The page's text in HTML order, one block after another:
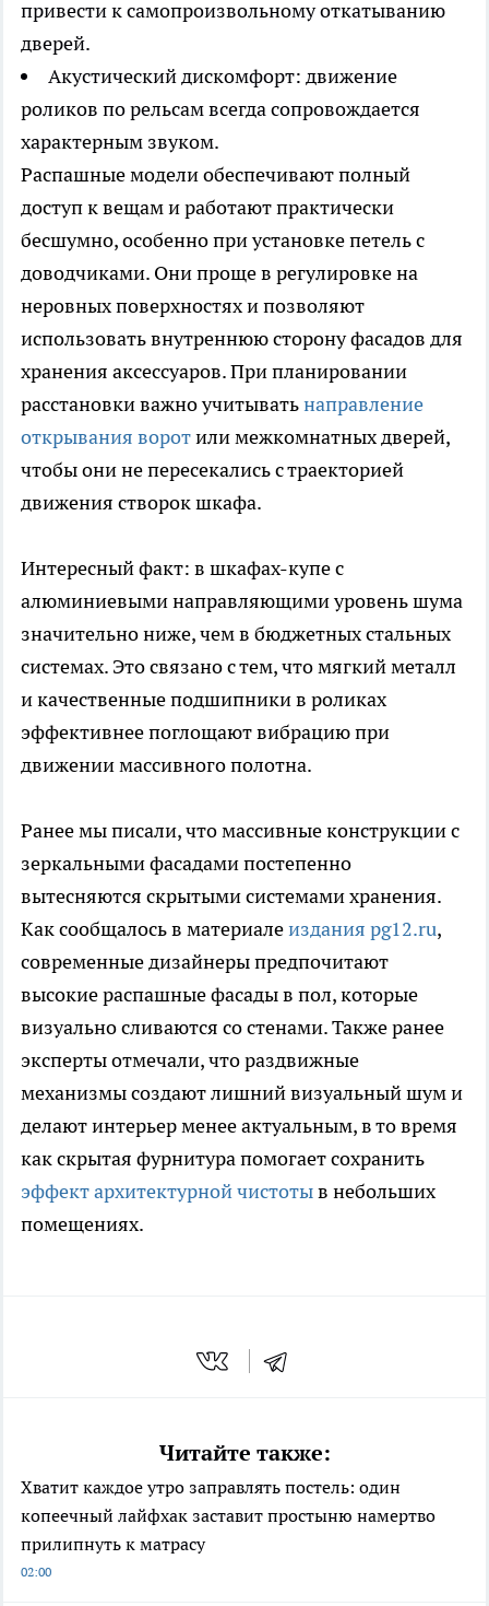
привести к самопроизвольному откатыванию
дверей.
Акустический дискомфорт: движение
роликов по рельсам всегда сопровождается
характерным звуком.
Распашные модели обеспечивают полный
доступ к вещам и работают практически
бесшумно, особенно при установке петель с
доводчиками. Они проще в регулировке на
неровных поверхностях и позволяют
использовать внутреннюю сторону фасадов для
хранения аксессуаров. При планировании
расстановки важно учитыватьнаправление
открывания воротили межкомнатных дверей,
чтобы они не пересекались с траекторией
движения створок шкафа.
Интересный факт: в шкафах-купе с
алюминиевыми направляющими уровень шума
значительно ниже, чем в бюджетных стальных
системах. Это связано с тем, что мягкий металл
и качественные подшипники в роликах
эффективнее поглощают вибрацию при
движении массивного полотна.
Ранее мы писали, что массивные конструкции с
зеркальными фасадами постепенно
вытесняются скрытыми системами хранения.
Как сообщалось в материалеиздания pg12.ru,
современные дизайнеры предпочитают
высокие распашные фасады в пол, которые
визуально сливаются со стенами. Также ранее
эксперты отмечали, что раздвижные
механизмы создают лишний визуальный шум и
делают интерьер менее актуальным, в то время
как скрытая фурнитура помогает сохранить
эффект архитектурной чистотыв небольших
помещениях.
Читайте также:
Хватит каждое утро заправлять постель: один
копеечный лайфхак заставит простыню намертво
прилипнуть к матрасу
02:00